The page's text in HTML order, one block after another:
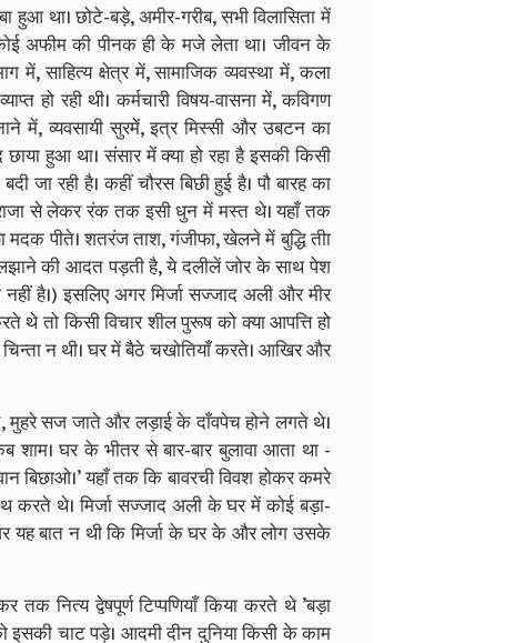
था। छोटे-बड़े, अमीर-गरीब, सभी विलासिता में
अफीम की पीनक ही के मजे लेता था। जीवन के
में, साहित्य क्षेत्र में, सामाजिक व्यवस्था में, कला
हो रही थी। कर्मचारी विषय-वासना में, कविगण
में, व्यवसायी सुरमें, इत्र मिस्सी और उबटन का
हुआ था। संसार में क्या हो रहा है इसकी किसी
जा रही है। कहीं चौरस बिछी हुई है। पौ बारह का
से लेकर रंक तक इसी धुन में मस्त थे। यहाँ तक
पीते। शतरंज ताश, गंजीफा, खेलने में बुद्धि तीा
की आदत पड़ती है, ये दलीलें जोर के साथ पेश
है।) इसलिए अगर मिर्जा सज्जाद अली और मीर
थे तो किसी विचार शील पुरूष को क्या आपत्ति हो
न थी। घर में बैठे चखोतियाँ करते। आखिर और
मुहरे सज जाते और लड़ाई के दाँवपेच होने लगते थे।
शाम। घर के भीतर से बार-बार बुलावा आता था -
बिछाओ।’ यहाँ तक कि बावरची विवश होकर कमरे
करते थे। मिर्जा सज्जाद अली के घर में कोई बड़ा-
यह बात न थी कि मिर्जा के घर के और लोग उसके
नित्य द्वेषपूर्ण टिप्पणियाँ किया करते थे ’बड़ा
चाट पड़े। आदमी दीन दुनिया किसी के काम